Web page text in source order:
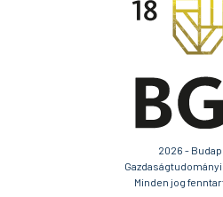
2026 -
Minden jog